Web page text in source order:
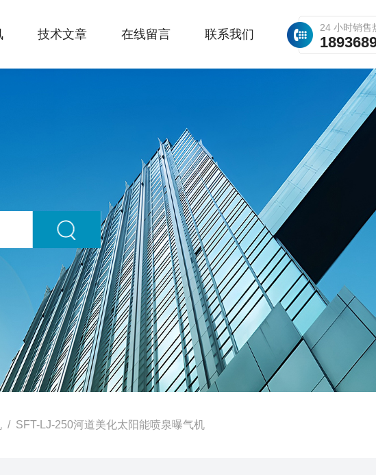
24 小时销售
技术文章 在线留言 联系我们
/ SFT-LJ-250河道美化太阳能喷泉曝气机